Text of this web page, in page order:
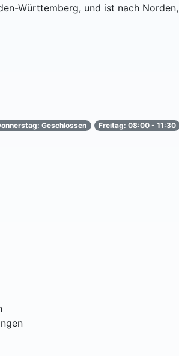
Württemberg, und ist nach Norden,
Geschlossen
Freitag: 08:00 - 11:30